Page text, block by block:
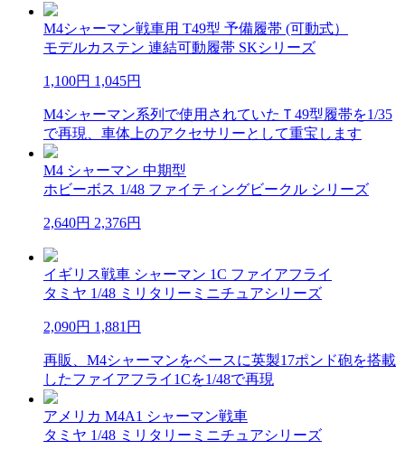
M4シャーマン戦車用 T49型 予備履帯 (可動式）
モデルカステン 連結可動履帯 SKシリーズ
1,100円 1,045円
M4シャーマン系列で使用されていたＴ49型履帯を1/35
で再現、車体上のアクセサリーとして重宝します
M4 シャーマン 中期型
ホビーボス 1/48 ファイティングビークル シリーズ
2,640円 2,376円
イギリス戦車 シャーマン 1C ファイアフライ
タミヤ 1/48 ミリタリーミニチュアシリーズ
2,090円 1,881円
再販、M4シャーマンをベースに英製17ポンド砲を搭載
したファイアフライ1Cを1/48で再現
アメリカ M4A1 シャーマン戦車
タミヤ 1/48 ミリタリーミニチュアシリーズ